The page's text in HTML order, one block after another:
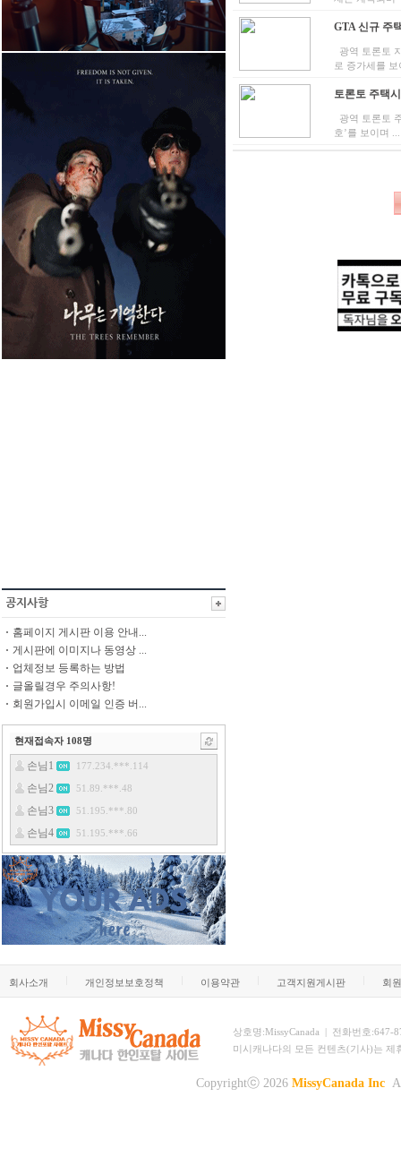
홈페이지 게시판 이용 안내...
게시판에 이미지나 동영상 ...
업체정보 등록하는 방법
글올릴경우 주의사항!
회원가입시 이메일 인증 버...
현재접속자 108명
GTA 신규 주
광역 토론토
로 증가세를 보
토론토 주택
광역 토론토
호’를 보이며 ...
회사소개 개인정보보호정책 이용약관 고객지원게시판 회
상호명:MissyCanada | 전화번호:647-
미시캐나다의 모든 컨텐츠(기사)는
Copyrightⓒ 2026 MissyCanada Inc